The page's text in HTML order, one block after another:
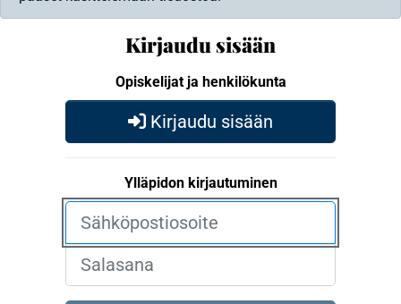
Kirjaudu sisään
Opiskelijat ja henkilökunta
Kirjaudu sisään
Ylläpidon kirjautuminen